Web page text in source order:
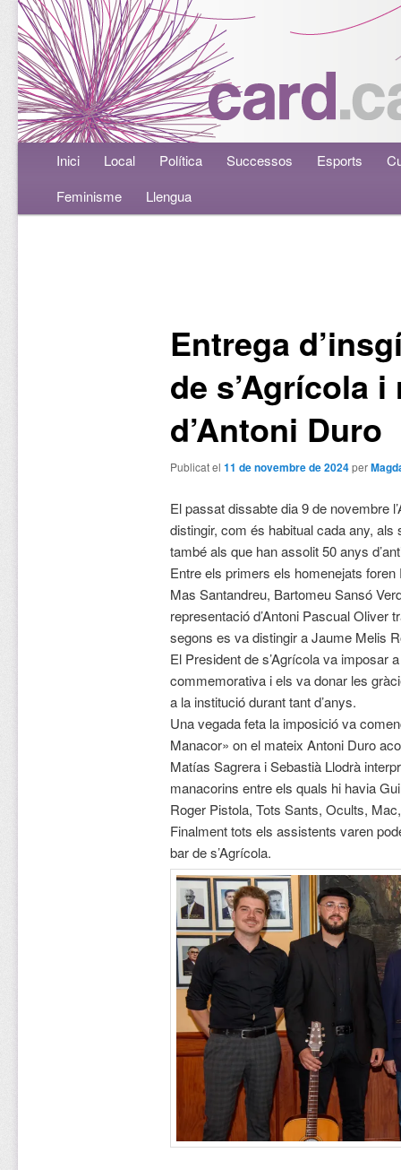
Menú principalAneu al contingut principal
Aneu al contingut secundari
Inici Local Política Successos Esports
Feminisme
Llengua
Entrega
de s’Agrícola
d’Antoni Duro
Publicat el 11 de novembre de 2024per
El passat dissabte dia 9 de novembre
distingir, com és habitual cada any,
també als que han assolit 50 anys
Entre els primers els homenejats
Mas Santandreu, Bartomeu Sansó
representació d’Antoni Pascual Oliver
segons es va distingir a Jaume Melis
El President de s’Agrícola va imposar
commemorativa i els va donar les
a la institució durant tant d’anys.
Una vegada feta la imposició va
Manacor» on el mateix Antoni Duro
Matías Sagrera i Sebastià Llodrà
manacorins entre els quals hi havia
Roger Pistola, Tots Sants, Ocults,
Finalment tots els assistents varen
bar de s’Agrícola.